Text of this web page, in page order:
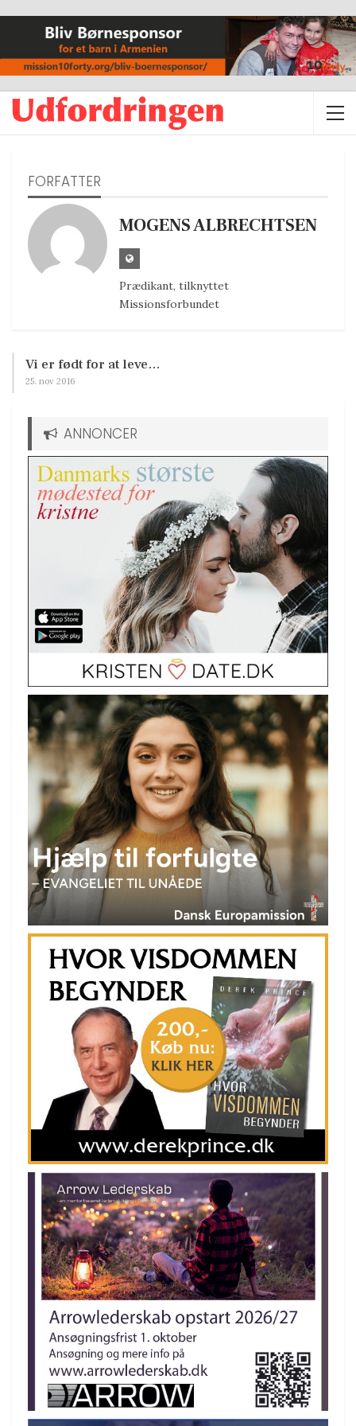
FORFATTER
MOGENS ALBRECHTSEN
Prædikant, tilknyttet
Missionsforbundet
Vi er født for at leve…
25. nov 2016
ANNONCER